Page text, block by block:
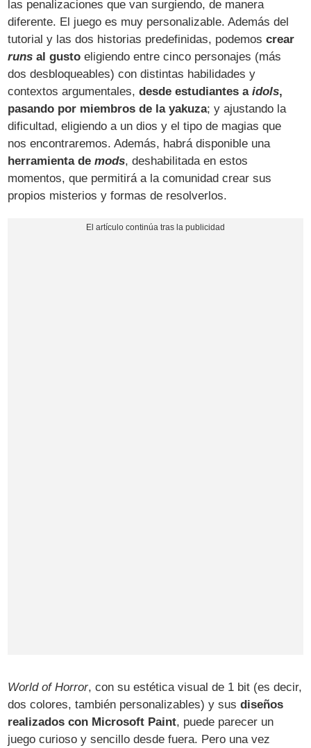
las penalizaciones que van surgiendo, de manera
diferente. El juego es muy personalizable. Además del
tutorial y las dos historias predefinidas, podemoscrear
runs al gusto eligiendo entre cinco personajes (más
dos desbloqueables) con distintas habilidades y
contextos argumentales,desde estudiantes aidols,
pasando por miembros de la yakuza; y ajustando la
dificultad, eligiendo a un dios y el tipo de magias que
nos encontraremos. Además, habrá disponible una
herramienta demods, deshabilitada en estos
momentos, que permitirá a la comunidad crear sus
propios misterios y formas de resolverlos.
World of Horror, con su estética visual de 1 bit (es decir,
dos colores, también personalizables) y susdiseños
realizados con Microsoft Paint, puede parecer un
juego curioso y sencillo desde fuera. Pero una vez